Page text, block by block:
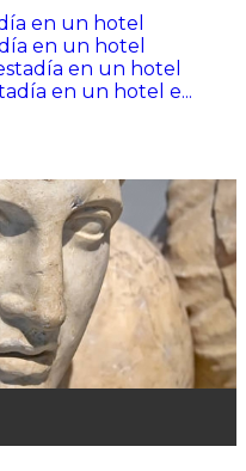
en un hotel
en un hotel
en un hotel
en un hotel e...